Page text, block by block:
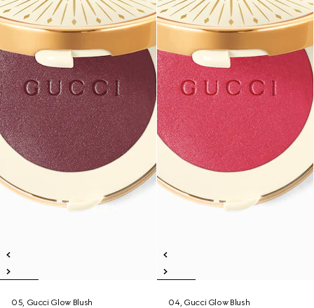
05, Gucci Glow Blush
04, Gucci Glow Blush